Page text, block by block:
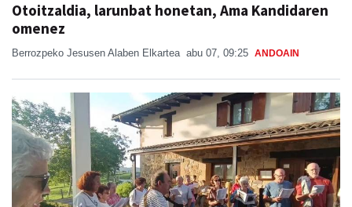
Otoitzaldia, larunbat honetan, Ama Kandidaren
omenez
Berrozpeko Jesusen Alaben Elkartea abu 07, 09:25 ANDOAIN